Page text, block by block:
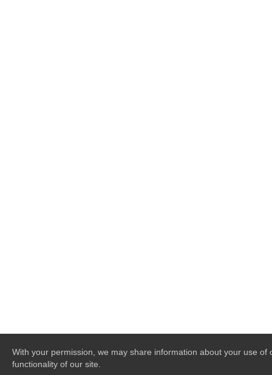
With your permission, we may share information about your use of
functionality of our site.